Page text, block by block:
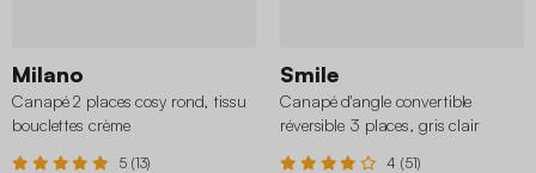
Milano
Canapé 2 places cosy rond, tissu
bouclettes crème
5 (13)
Smile
Canapé d'angle convertible
réversible 3 places, gris clair
4 (51)